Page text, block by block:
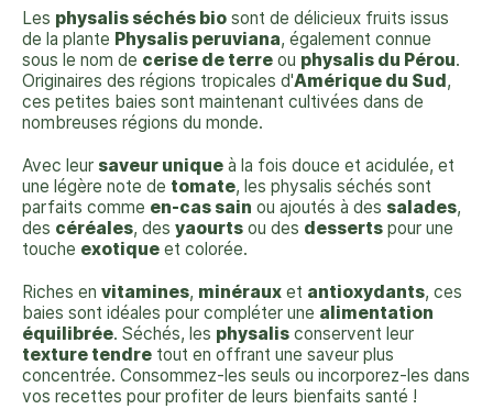
Les physalis séchés bio sont de délicieux fruits issus
de la plante Physalis peruviana, également connue
sous le nom de cerise de terre ou physalis du Pérou.
Originaires des régions tropicales d'Amérique du Sud ,
ces petites baies sont maintenant cultivées dans de
nombreuses régions du monde.
Avec leur saveur unique à la fois douce et acidulée, et
une légère note de tomate, les physalis séchés sont
parfaits comme en-cas sain ou ajoutés à des salades,
des céréales, des yaourts ou des desserts pour une
touche exotique et colorée.
Riches en vitamines, minéraux et antioxydants, ces
baies sont idéales pour compléter une alimentation
équilibrée. Séchés, les physalis conservent leur
texture tendre tout en offrant une saveur plus
concentrée. Consommez-les seuls ou incorporez-les dans
vos recettes pour profiter de leurs bienfaits santé !